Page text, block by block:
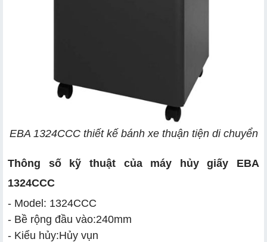
EBA 1324CCC thiết kế bánh xe thuận tiện di chuyển
Thông số kỹ thuật của máy hủy giấy EBA
1324CCC
- Model: 1324CCC
- Bề rộng đầu vào:240mm
- Kiểu hủy:Hủy vụn